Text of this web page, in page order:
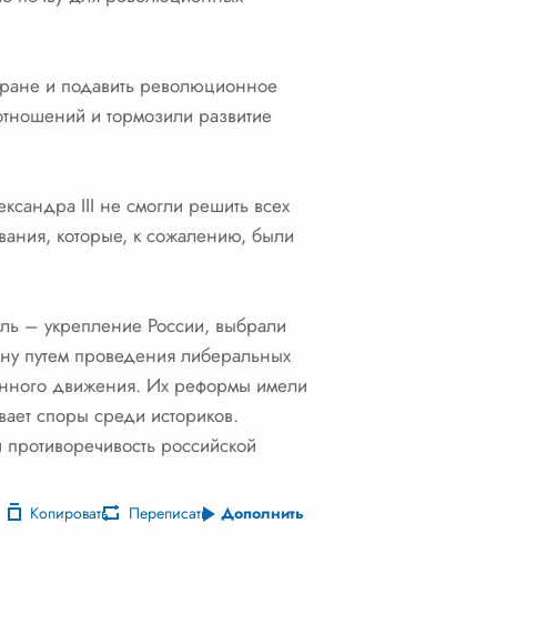
и подавить революционное
и тормозили развитие
III не смогли решить всех
которые, к сожалению, были
– укрепление России, выбрали
путем проведения либеральных
движения. Их реформы имели
споры среди историков.
российской
Копировать Переписать Дополнить